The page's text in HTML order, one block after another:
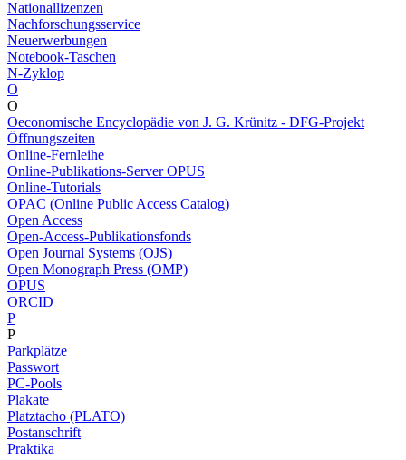
Nationallizenzen
Nachforschungsservice
Neuerwerbungen
Notebook-Taschen
N-Zyklop
O
O
Oeconomische Encyclopädie von J. G. Krünitz - DFG-Projekt
Öffnungszeiten
Online-Fernleihe
Online-Publikations-Server OPUS
Online-Tutorials
OPAC (Online Public Access Catalog)
Open Access
Open-Access-Publikationsfonds
Open Journal Systems (OJS)
Open Monograph Press (OMP)
OPUS
ORCID
P
P
Parkplätze
Passwort
PC-Pools
Plakate
Platztacho (PLATO)
Postanschrift
Praktika